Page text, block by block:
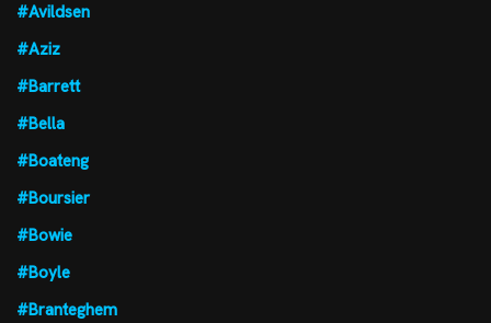
#Avildsen
#Aziz
#Barrett
#Bella
#Boateng
#Boursier
#Bowie
#Boyle
#Branteghem